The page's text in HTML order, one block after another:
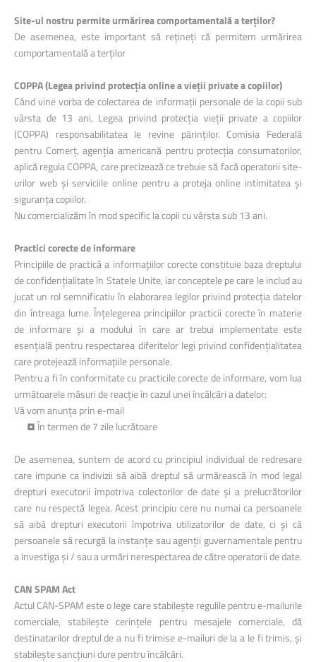
Site-ul nostru permite urmărirea comportamentală a terților?
De asemenea, este important să rețineți că permitem urmărirea
comportamentală a terților
COPPA (Legea privind protecția online a vieții private a copiilor)
Când vine vorba de colectarea de informații personale de la copii sub
vârsta de 13 ani, Legea privind protecția vieții private a copiilor
(COPPA) responsabilitatea le revine părinților. Comisia Federală
pentru Comerț, agenția americană pentru protecția consumatorilor,
aplică regula COPPA, care precizează ce trebuie să facă operatorii site-
urilor web și serviciile online pentru a proteja online intimitatea și
siguranța copiilor.
Nu comercializăm în mod specific la copii cu vârsta sub 13 ani.
Practici corecte de informare
Principiile de practică a informațiilor corecte constituie baza dreptului
de confidențialitate în Statele Unite, iar conceptele pe care le includ au
jucat un rol semnificativ în elaborarea legilor privind protecția datelor
din întreaga lume. Înțelegerea principiilor practicii corecte în materie
de informare și a modului în care ar trebui implementate este
esențială pentru respectarea diferitelor legi privind confidențialitatea
care protejează informațiile personale.
Pentru a fi în conformitate cu practicile corecte de informare, vom lua
următoarele măsuri de reacție în cazul unei încălcări a datelor:
Vă vom anunța prin e-mail
• În termen de 7 zile lucrătoare
De asemenea, suntem de acord cu principiul individual de redresare
care impune ca indivizii să aibă dreptul să urmărească în mod legal
drepturi executorii împotriva colectorilor de date și a prelucrătorilor
care nu respectă legea. Acest principiu cere nu numai ca persoanele
să aibă drepturi executorii împotriva utilizatorilor de date, ci și că
persoanele să recurgă la instanțe sau agenții guvernamentale pentru
a investiga și / sau a urmări nerespectarea de către operatorii de date.
CAN SPAM Act
Actul CAN-SPAM este o lege care stabilește regulile pentru e-mailurile
comerciale, stabilește cerințele pentru mesajele comerciale, dă
destinatarilor dreptul de a nu fi trimise e-mailuri de la a le fi trimis, și
stabilește sancțiuni dure pentru încălcări.